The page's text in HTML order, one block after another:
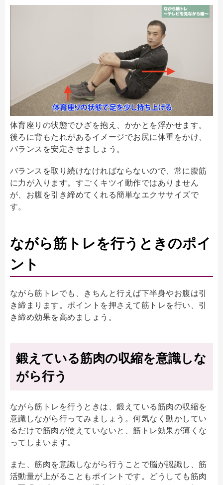
体育座りの状態でひざを抱え、かかとを浮かせます。
後ろに背もたれがあるイメージでお尻に体重をかけ、
バランスを安定させましょう。
バランスを取り続けなければならないので、常に腹筋
に力が入ります。すごくキツイ動作ではありません
が、お腹を引き締めてくれる簡単なエクササイズで
す。
ながら筋トレを行うときのポイ
ント
ながら筋トレでも、きちんと行えば下半身やお腹は引
き締まります。ポイントを押さえて筋トレを行い、引
き締め効果を高めましょう。
鍛えている筋肉の収縮を意識しな
がら行う
ながら筋トレを行うときは、鍛えている筋肉の収縮を
意識しながら行ってみましょう。何気なく動かしてい
るだけで筋肉が使えていないと、筋トレ効果が薄くな
ってしまいます。
また、筋肉を意識しながら行うことで脳が認識し、筋
活動量が上がることもポイントです。どうしても筋肉